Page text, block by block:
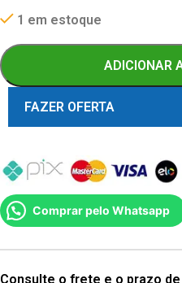
1 em estoque
ADICIONAR
FAZER OFERTA
Comprar pelo Whatsapp
Consulte o frete e o prazo